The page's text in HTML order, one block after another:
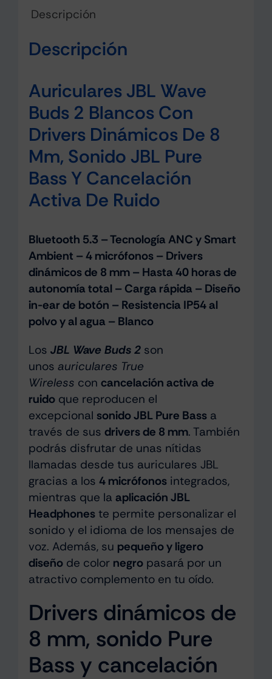
Descripción
Descripción
Auriculares JBL Wave
Buds 2 Blancos Con
Drivers Dinámicos De 8
Mm, Sonido JBL Pure
Bass Y Cancelación
Activa De Ruido
Bluetooth 5.3 – Tecnología ANC y Smart
Ambient – 4 micrófonos – Drivers
dinámicos de 8 mm – Hasta 40 horas de
autonomía total – Carga rápida – Diseño
in-ear de botón – Resistencia IP54 al
polvo y al agua – Blanco
Los JBL Wave Buds 2son
unos auriculares True
Wireless con cancelación activa de
ruidoque reproducen el
excepcional sonido JBL Pure Bassa
través de sus drivers de 8 mm. También
podrás disfrutar de unas nítidas
llamadas desde tus auriculares JBL
gracias a los 4 micrófonosintegrados,
mientras que la aplicación JBL
Headphoneste permite personalizar el
sonido y el idioma de los mensajes de
voz. Además, su pequeño y ligero
diseñode color negro pasará por un
atractivo complemento en tu oído.
Drivers dinámicos de
8 mm, sonido Pure
Bass y cancelación